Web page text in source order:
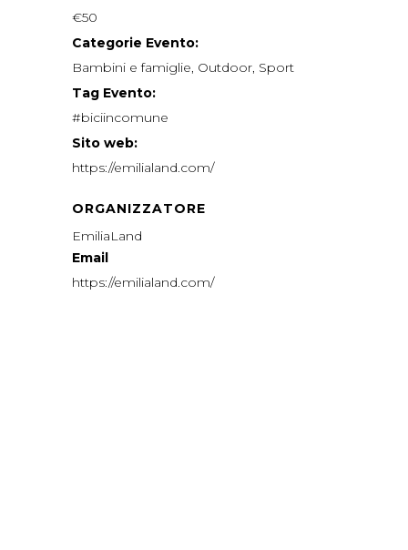
€50
Categorie Evento:
Bambini e famiglie, Outdoor, Sport
Tag Evento:
#biciincomune
Sito web:
https://emilialand.com/
ORGANIZZATORE
EmiliaLand
Email
https://emilialand.com/